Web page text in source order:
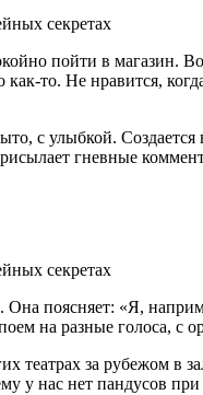
пойти в
то. Не нравится,
с улыбкой.
гневные
Она поясняет: «Я,
на разные голоса, с
за рубежом в
нас нет пандусов